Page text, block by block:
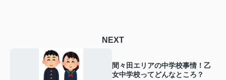
NEXT
間々田エリアの中学校事情！乙
女中学校ってどんなところ？